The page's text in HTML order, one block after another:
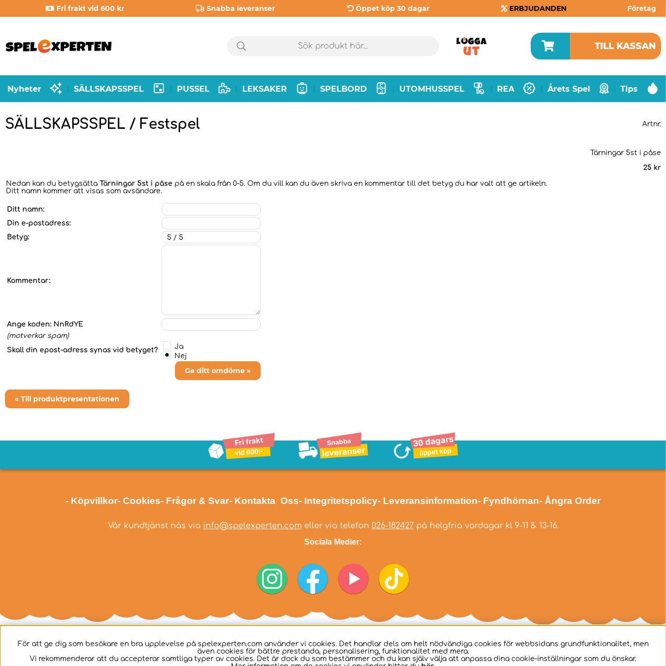
Fri frakt vid 600 kr Snabba leveranser Öppet köp 30 dagar ERBJUDANDEN Företag
TILL KASSAN
Nyheter SÄLLSKAPSSPEL PUSSEL LEKSAKER SPELBORD UTOMHUSSPEL REA Årets Spel Tips
SÄLLSKAPSSPEL / Festspel Artnr.
Tärningar 5st i påse
25 kr
Nedan kan du betygsätta Tärningar 5st i påse på en skala från 0-5. Om du vill kan du även skriva en kommentar till det betyg du har valt att ge artikeln.
Ditt namn kommer att visas som avsändare.
Ditt namn:
Din e-postadress:
Betyg:
Kommentar:
Ange koden: NnRdYE
(motverkar spam)
Skall din epost-adress synas vid betyget?
Ja
Nej
Ge ditt omdöme »
« Till produktpresentationen
- Köpvillkor- Cookies- Frågor & Svar- Kontakta Oss- Integritetspolicy- Leveransinformation- Fyndhörnan- Ångra Order
Vår kundtjänst nås via info@spelexperten.com eller via telefon 026-182427på helgfria vardagar kl 9-11 & 13-16.
Sociala Medier:
För att ge dig som besökare en bra upplevelse på spelexperten.com använder vi cookies. Det handlar dels om helt nödvändiga cookies för webbsidans grundfunktionalitet, men
även cookies för bättre prestanda, personalisering, funktionalitet med mera.
Vi rekommenderar att du accepterar samtliga typer av cookies. Det är dock du som bestämmer och du kan själv välja att anpassa dina cookie-inställningar som du önskar.